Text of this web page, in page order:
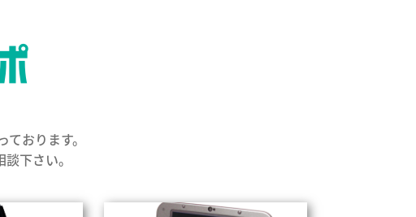
おります。
下さい。